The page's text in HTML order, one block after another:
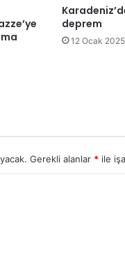
deprem
12 Ocak 2025
Gerekli alanlar * ile